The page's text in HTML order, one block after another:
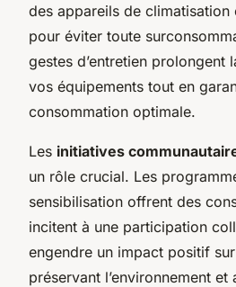
des appareils de climatisation
pour éviter toute
gestes d’entretien prolongent
vos équipements tout en
consommation optimale.
Les initiatives
un rôle crucial. Les
sensibilisation offrent des
incitent à une participation
engendre un impact positif
préservant l’environnement